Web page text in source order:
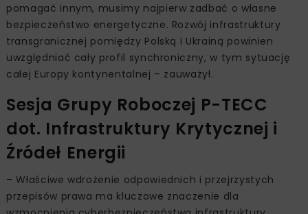
pomagać innym, musimy najpierw zadbać o własne
bezpieczeństwo energetyczne. Rozwój infrastruktury
transgranicznej pomiędzy Polską i Ukrainą powinien
uwzględniać cały profil synchroniczny, w tym sytuację
całej Europy kontynentalnej – zauważył.
Sesja Grupy Roboczej P-TECC
dot. Infrastruktury Krytycznej i
Źródeł Energii
– Właściwe wdrożenie odpowiednich i przejrzystych
przepisów prawa ma kluczowe znaczenie dla